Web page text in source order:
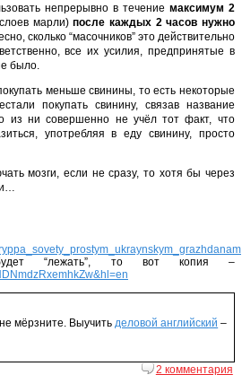
непрерывно в течение максимум 2
марли)после каждых 2 часов нужно
сколько “масочников” это действительно
все их усилия, предпринятые в
было.
меньше свинины, то есть некоторые
покупать свинину, связав название
из ни совершенно не учёл тот факт, что
употребляя в еду свинину, просто
мозги, если не сразу, то хотя бы через
“лежать”, то вот копия –
мёрзните. Выучить деловой английский –
2 комментария